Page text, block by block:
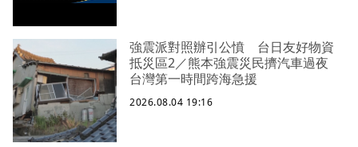
強震派對照辦引公憤 台日友好物資
抵災區2／熊本強震災民擠汽車過夜
台灣第一時間跨海急援
2026.08.04 19:16